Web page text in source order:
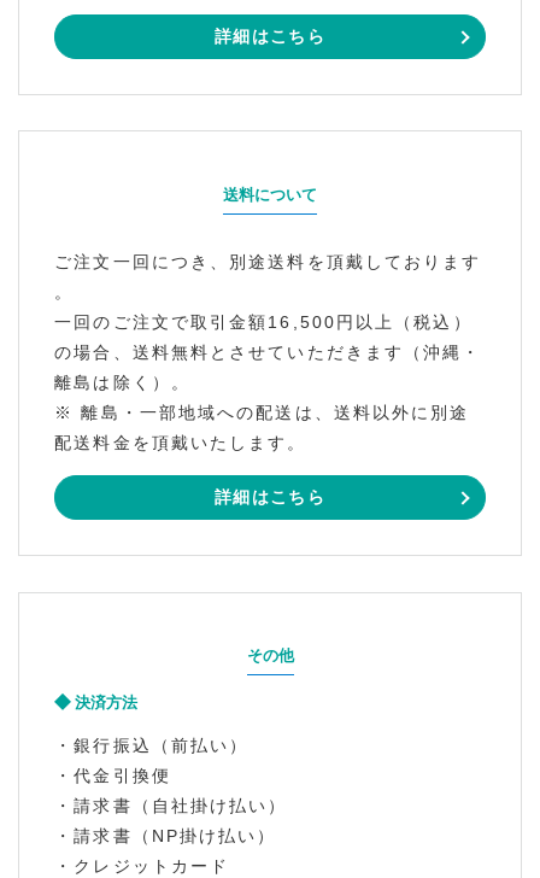
詳細はこちら
送料について
ご注文一回につき、別途送料を頂戴しております
。
一回のご注文で取引金額16,500円以上（税込）
の場合、送料無料とさせていただきます（沖縄・
離島は除く）。
※ 離島・一部地域への配送は、送料以外に別途
配送料金を頂戴いたします。
詳細はこちら
その他
決済方法
・銀行振込（前払い）
・代金引換便
・請求書（自社掛け払い）
・請求書（NP掛け払い）
・クレジットカード